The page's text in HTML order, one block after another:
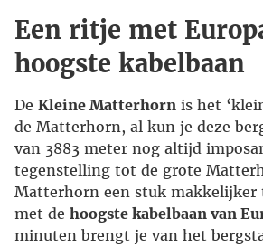
Een ritje met
hoogste kabelbaan
De Kleine Matterhorn is het
de Matterhorn, al kun je deze
van 3883 meter nog altijd
tegenstelling tot de grote
Matterhorn een stuk makkelijker
met de hoogste kabelbaan van
minuten brengt je van het